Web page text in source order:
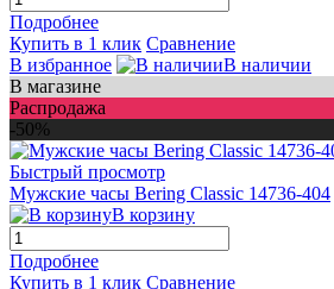
Подробнее
Купить в 1 клик Сравнение
В избранное
В наличии
В магазине
Распродажа
-50%
Быстрый просмотр
Мужские часы Bering Classic 14736-404
В корзину
Подробнее
Купить в 1 клик Сравнение